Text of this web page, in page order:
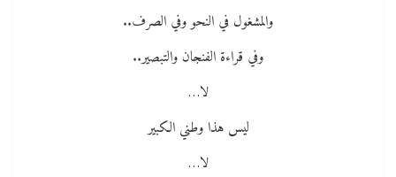
والمشغول في النحو وفي الصرف..
وفي قراءة الفنجان والتبصير..
لا…
ليس هذا وطني الكبير
لا…